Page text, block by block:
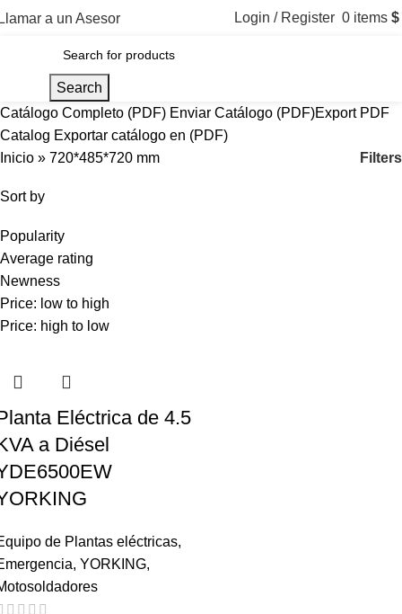
a un Asesor Login / Register 0 items $
Search
Catálogo Completo (PDF) Enviar Catálogo (PDF)Export PDF
Catalog Exportar catálogo en (PDF)
Inicio » 720*485*720 mm Filters
Sort by
Popularity
Average rating
Newness
Price: low to high
Price: high to low
Eléctrica de 4.5
a Diésel
de Plantas eléctricas,
, YORKING,